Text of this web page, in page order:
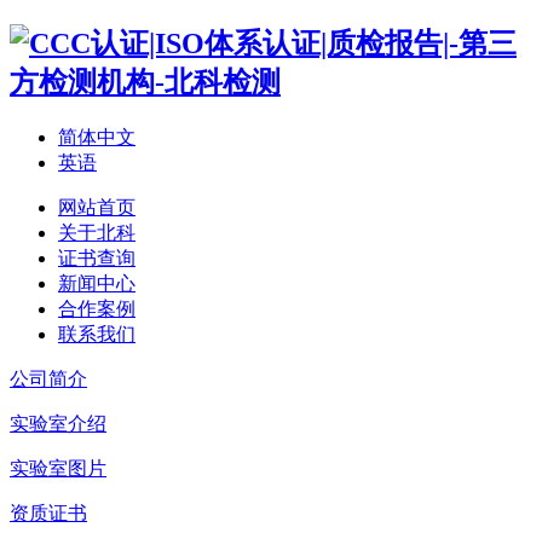
简体中文
英语
网站首页
关于北科
证书查询
新闻中心
合作案例
联系我们
公司简介
实验室介绍
实验室图片
资质证书